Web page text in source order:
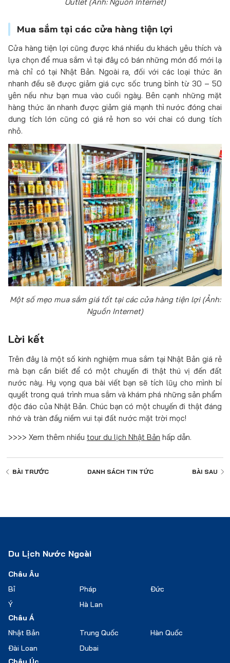
Mua sắm tại các cửa hàng tiện lợi
Cửa hàng tiện lợi cũng được khá nhiều du khách yêu thích và
lựa chọn để mua sắm vì tại đây có bán những món đồ mới lạ
mà chỉ có tại Nhật Bản. Ngoài ra, đối với các loại thức ăn
nhanh đều sẽ được giảm giá cực sốc trung bình từ 30 – 50
yên nếu như bạn mua vào cuối ngày. Bên cạnh những mặt
hàng thức ăn nhanh được giảm giá mạnh thì nước đóng chai
dung tích lớn cũng có giá rẻ hơn so với chai có dung tích
nhỏ.
Một số mẹo mua sắm giá tốt tại các cửa hàng tiện lợi (Ảnh:
Nguồn Internet)
Lời kết
Trên đây là một số kinh nghiệm mua sắm tại Nhật Bản giá rẻ
mà bạn cần biết để có một chuyến đi thật thú vị đến đất
nước này. Hy vọng qua bài viết bạn sẽ tích lũy cho mình bí
quyết trong quá trình mua sắm và khám phá những sản phẩm
độc đáo của Nhật Bản. Chúc bạn có một chuyến đi thật đáng
nhớ và tràn đầy niềm vui tại đất nước mặt trời mọc!
>>>> Xem thêm nhiều tour du lịch Nhật Bản hấp dẫn.
BÀI TRƯỚC DANH SÁCH TIN TỨC BÀI SAU
Du Lịch Nước Ngoài
Châu Âu
Bỉ
Pháp
Đức
Ý
Hà Lan
Châu Á
Nhật Bản
Trung Quốc
Hàn Quốc
Đài Loan
Dubai